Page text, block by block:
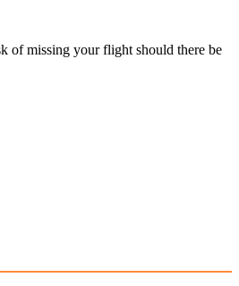
of missing your flight should there be